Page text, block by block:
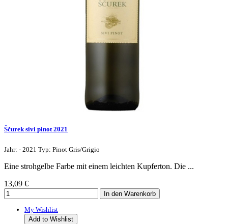
Ščurek sivi pinot 2021
Jahr: - 2021 Typ: Pinot Gris/Grigio
Eine strohgelbe Farbe mit einem leichten Kupferton. Die ...
13,09 €
My Wishlist
Add to Wishlist